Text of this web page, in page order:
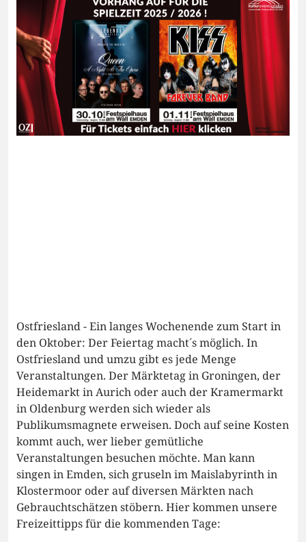
Ostfriesland - Ein langes Wochenende zum Start in
den Oktober: Der Feiertag macht´s möglich. In
Ostfriesland und umzu gibt es jede Menge
Veranstaltungen. Der Märktetag in Groningen, der
Heidemarkt in Aurich oder auch der Kramermarkt
in Oldenburg werden sich wieder als
Publikumsmagnete erweisen. Doch auf seine Kosten
kommt auch, wer lieber gemütliche
Veranstaltungen besuchen möchte. Man kann
singen in Emden, sich gruseln im Maislabyrinth in
Klostermoor oder auf diversen Märkten nach
Gebrauchtschätzen stöbern. Hier kommen unsere
Freizeittipps für die kommenden Tage: